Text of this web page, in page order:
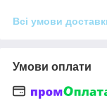
Всі умови
Умови оплати